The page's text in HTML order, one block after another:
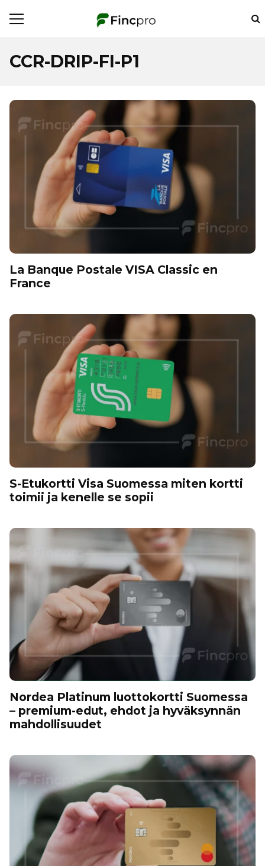
CCR-DRIP-FI-P1
La Banque Postale VISA Classic en
France
S-Etukortti Visa Suomessa miten kortti
toimii ja kenelle se sopii
Nordea Platinum luottokortti Suomessa
– premium-edut, ehdot ja hyväksynnän
mahdollisuudet